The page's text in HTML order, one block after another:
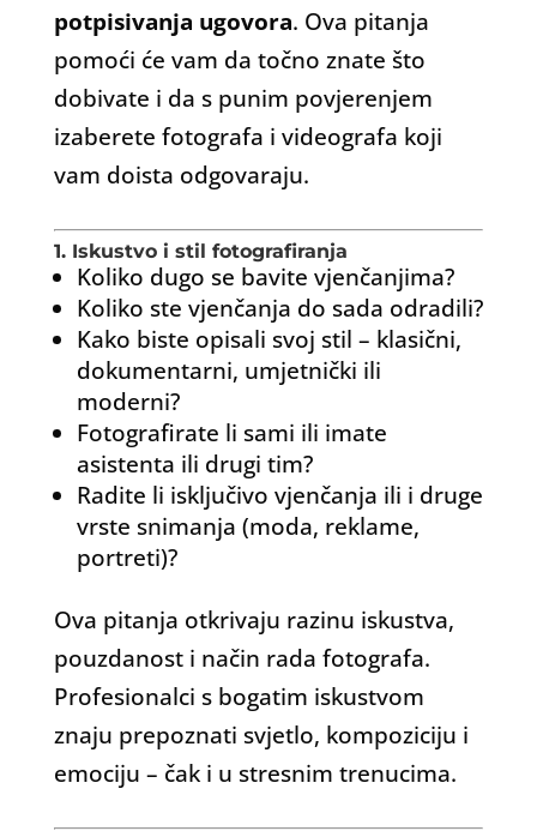
potpisivanja ugovora. Ova pitanja
pomoći će vam da točno znate što
dobivate i da s punim povjerenjem
izaberete fotografa i videografa koji
vam doista odgovaraju.
1. Iskustvo i stil fotografiranja
Koliko dugo se bavite vjenčanjima?
Koliko ste vjenčanja do sada odradili?
Kako biste opisali svoj stil – klasični,
dokumentarni, umjetnički ili
moderni?
Fotografirate li sami ili imate
asistenta ili drugi tim?
Radite li isključivo vjenčanja ili i druge
vrste snimanja (moda, reklame,
portreti)?
Ova pitanja otkrivaju razinu iskustva,
pouzdanost i način rada fotografa.
Profesionalci s bogatim iskustvom
znaju prepoznati svjetlo, kompoziciju i
emociju – čak i u stresnim trenucima.